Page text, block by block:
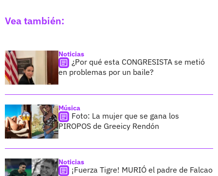
Vea también:
Noticias
¿Por qué esta CONGRESISTA se metió
en problemas por un baile?
Música
Foto: La mujer que se gana los
PIROPOS de Greeicy Rendón
Noticias
¡Fuerza Tigre! MURIÓ el padre de Falcao